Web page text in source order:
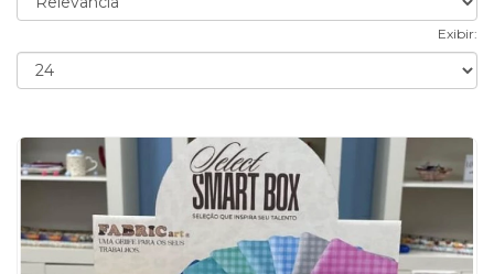
Exibir: